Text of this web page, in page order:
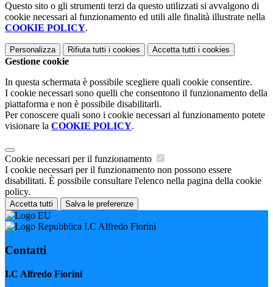
Questo sito o gli strumenti terzi da questo utilizzati si avvalgono di
cookie necessari al funzionamento ed utili alle finalità illustrate nella
COOKIE POLICY.
Personalizza Rifiuta tutti i cookies Accetta tutti i cookies
Gestione cookie
In questa schermata è possibile scegliere quali cookie consentire.
I cookie necessari sono quelli che consentono il funzionamento della
piattaforma e non è possibile disabilitarli.
Per conoscere quali sono i cookie necessari al funzionamento potete
visionare la COOKIE POLICY.
Cookie necessari per il funzionamento
I cookie necessari per il funzionamento non possono essere
disabilitati. È possibile consultare l'elenco nella pagina della cookie
policy.
Accetta tutti Salva le preferenze
I.C Alfredo Fiorini
Contatti
I.C Alfredo Fiorini